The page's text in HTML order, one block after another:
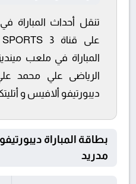
تنقل أحداث المباراة
المباراة في ملعب
الرياضى علي محمد
ديبورتيفو ألافيس و
مدريد